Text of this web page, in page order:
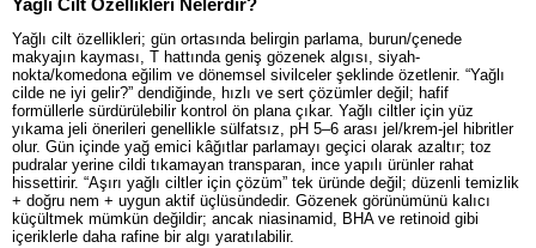
Yağlı Cilt Özellikleri Nelerdir?
Yağlı cilt özellikleri; gün ortasında belirgin parlama, burun/çenede
makyajın kayması, T hattında geniş gözenek algısı, siyah-
nokta/komedona eğilim ve dönemsel sivilceler şeklinde özetlenir. “Yağlı
cilde ne iyi gelir?” dendiğinde, hızlı ve sert çözümler değil; hafif
formüllerle sürdürülebilir kontrol ön plana çıkar. Yağlı ciltler için yüz
yıkama jeli önerileri genellikle sülfatsız, pH 5–6 arası jel/krem-jel hibritler
olur. Gün içinde yağ emici kâğıtlar parlamayı geçici olarak azaltır; toz
pudralar yerine cildi tıkamayan transparan, ince yapılı ürünler rahat
hissettirir. “Aşırı yağlı ciltler için çözüm” tek üründe değil; düzenli temizlik
+ doğru nem + uygun aktif üçlüsündedir. Gözenek görünümünü kalıcı
küçültmek mümkün değildir; ancak niasinamid, BHA ve retinoid gibi
içeriklerle daha rafine bir algı yaratılabilir.